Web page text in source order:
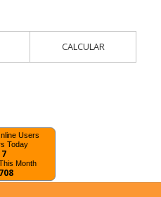
CALCULAR
Users
Today
7
Month